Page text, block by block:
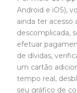
Android e iOS),
ainda ter acesso
descomplicada,
efetuar
de dívidas,
um cartão
tempo real,
seu gráfico de